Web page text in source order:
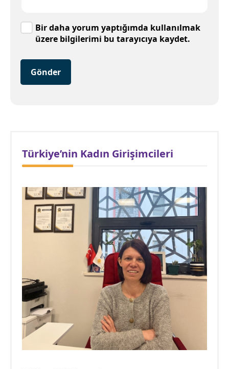
Bir daha yorum yaptığımda kullanılmak
üzere bilgilerimi bu tarayıcıya kaydet.
Gönder
Türkiye’nin Kadın Girişimcileri